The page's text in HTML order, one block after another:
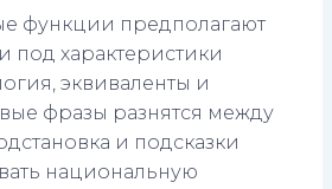
функции предполагают
под характеристики
эквиваленты и
фразы разнятся между
и подсказки
национальную